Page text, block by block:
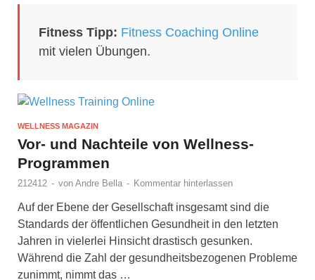
Fitness Tipp: Fitness Coaching Online
mit vielen Übungen.
WELLNESS MAGAZIN
Vor- und Nachteile von Wellness-
Programmen
212412 - von Andre Bella - Kommentar hinterlassen
Auf der Ebene der Gesellschaft insgesamt sind die
Standards der öffentlichen Gesundheit in den letzten
Jahren in vielerlei Hinsicht drastisch gesunken.
Während die Zahl der gesundheitsbezogenen Probleme
zunimmt, nimmt das …